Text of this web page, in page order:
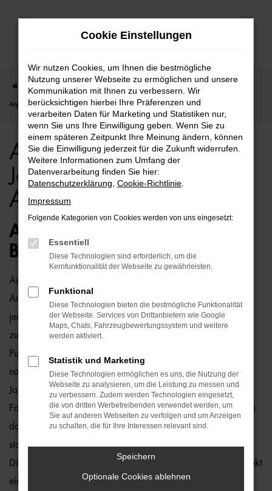
Zum
Startseite Berlin Audi Q8 für Berlin Jahreswagen Top
Angebote
Audi Q8 für Berlin
Jahreswagen Top
Angebote
AUDI Q8 JAHRESWAGEN –
BESTENS MOBIL IN BERLIN
Audi Q8 Jahreswagen sind ein echter Preishit für Berlin.
Angeboten werden Fahrzeuge, die zwar gebraucht sind,
jedoch erst vor maximal zwölf Monaten zum ersten Mal
zugelassen wurden. Fast noch neu trifft es ebenfalls auf den
Punkt, denn Mängel stellen wir in unserer Meisterwerkstatt
nahezu nie fest. Dennoch kontrollieren wir jeden Audi Q8
Jahreswagen vor dem Verkauf und entlassen nur 1a-
Fahrzeuge auf die Straßen von Berlin. Sie profitieren zudem
davon, dass die Modelle aus der aktuellen Generation
stammen und entsprechend mit vielen Extras daherkommen.
Die Motoren sind effizient und das Auto wurde bereits perfekt
eingefahren. Sie brauchen nur noch einzusteigen und
Cookie Einstellungen
Wir nutzen Cookies, um Ihnen die bestmögliche
Nutzung unserer Webseite zu ermöglichen und unsere
Kommunikation mit Ihnen zu verbessern. Wir
berücksichtigen hierbei Ihre Präferenzen und
verarbeiten Daten für Marketing und Statistiken nur,
wenn Sie uns Ihre Einwilligung geben. Wenn Sie zu
einem späteren Zeitpunkt Ihre Meinung ändern, können
Sie die Einwilligung jederzeit für die Zukunft widerrufen.
Weitere Informationen zum Umfang der
Datenverarbeitung finden Sie hier:
Datenschutzerklärung Cookie-Richtlinie
Impressum
Folgende Kategorien von Cookies werden von uns eingesetzt:
Essentiell
Diese Technologien sind erforderlich, um die
Kernfunktionalität der Webseite zu gewährleisten.
Funktional
Diese Technologien bieten die bestmögliche Funktionalität
der Webseite. Services von Drittanbietern wie Google
Maps, Chats, Fahrzeugbewertungssystem und weitere
werden aktiviert.
Statistik und Marketing
Diese Technologien ermöglichen es uns, die Nutzung der
Webseite zu analysieren, um die Leistung zu messen und
zu verbessern. Zudem werden Technologien eingesetzt,
die von dritten Werbetreibenden verwendet werden, um
Sie auf anderen Webseiten zu verfolgen und um Anzeigen
zu schalten, die für Ihre Interessen relevant sind.
Speichern
Optionale Cookies ablehnen